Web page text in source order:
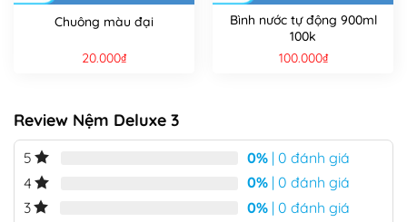
Chuông màu đại
20.000₫
Bình nước tự động 900ml
100k
100.000₫
Review Nệm Deluxe 3
5 0% | 0 đánh giá
4
0% | 0 đánh giá
3
0% | 0 đánh giá